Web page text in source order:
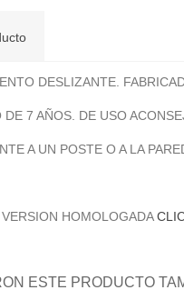
DESLIZANTE.
7 AÑOS. DE USO
A UN POSTE O A LA
HOMOLOGADA
ESTE PRODUCTO